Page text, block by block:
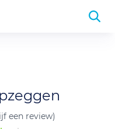
een review)